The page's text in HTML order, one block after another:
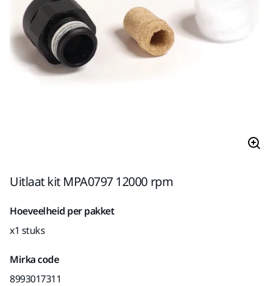
Uitlaat kit MPA0797 12000 rpm
Hoeveelheid per pakket
x1 stuks
Mirka code
8993017311